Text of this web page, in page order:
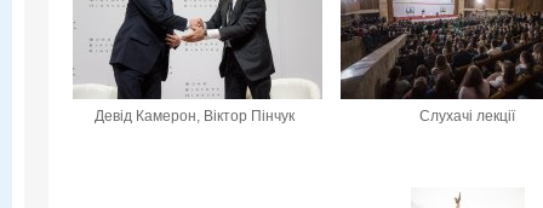
Девід Камерон, Віктор Пінчук Слухачі лекції